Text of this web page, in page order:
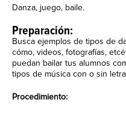
Danza, juego, baile.
Preparación:
Busca ejemplos de tipos de
cómo, videos, fotografías,
puedan bailar tus alumnos
tipos de música con o sin
Procedimiento: